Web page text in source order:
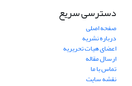
دسترسی سریع
صفحه اصلی
درباره نشریه
اعضای هیات تحریریه
ارسال مقاله
تماس با ما
نقشه سایت